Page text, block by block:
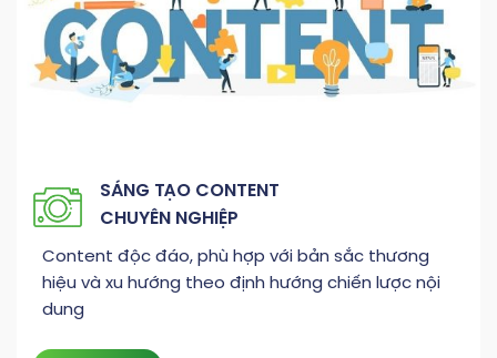
SÁNG TẠO CONTENT
CHUYÊN NGHIỆP
Content độc đáo, phù hợp với bản sắc thương
hiệu và xu hướng theo định hướng chiến lược nội
dung